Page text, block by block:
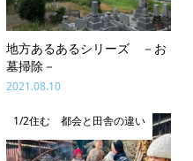
地方あるあるシリーズ －お
墓掃除－
2021.08.10
1/2住む 都会と田舎の違い